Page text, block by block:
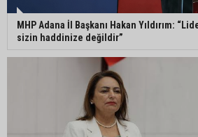
MHP Adana İl Başkanı Hakan Yıldırım:
sizin haddinize değildir”